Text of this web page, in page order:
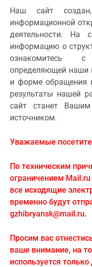
Наш сайт
информационной
деятельности. На
информацию о
ознакомитесь с
определяющей наши
и форме обращения
результаты нашей
сайт станет
источником.
Уважаемые
По техническим
ограничением
все исходящие
временно будут
gzhibryansk@mail.ru.
Просим вас
ваше внимание, на
используется